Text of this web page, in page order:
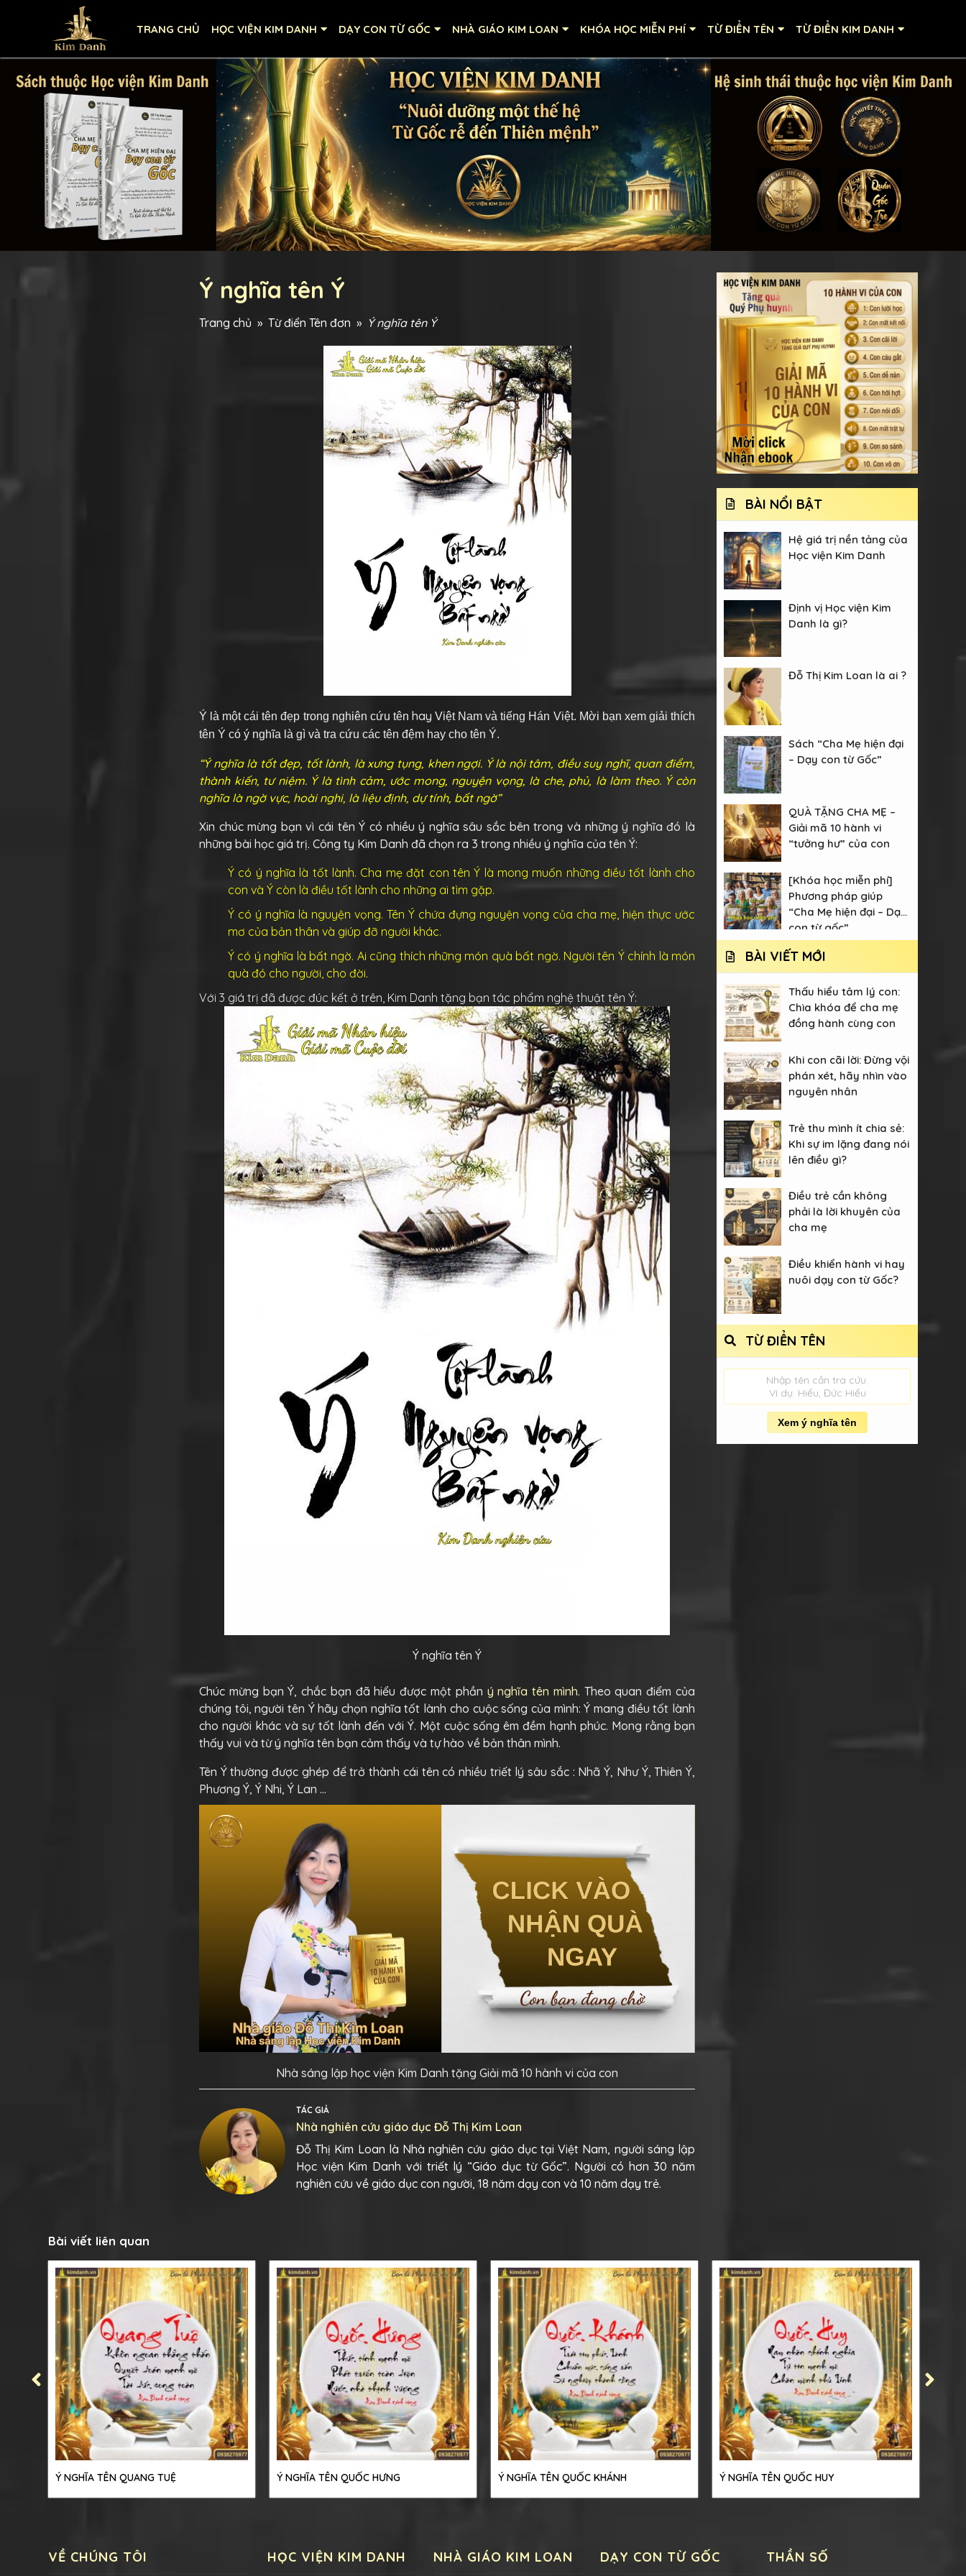
TRANG CHỦ HỌC VIỆN KIM DANH DẠY CON TỪ GỐC NHÀ GIÁO KIM LOAN KHÓA HỌC MIỄN PHÍ TỪ ĐIỂN TÊN TỪ ĐIỂN KIM DANH
Ý nghĩa tên Ý
Trang chủ » Từ điển Tên đơn » Ý nghĩa tên Ý
Ý là một cái tên đẹp trong nghiên cứu tên hay Việt Nam và tiếng Hán Việt. Mời bạn xem giải thích
tên Ý có ý nghĩa là gì và tra cứu các tên đệm hay cho tên Ý.
“Ý nghĩa là tốt đẹp, tốt lành, là xưng tụng, khen ngợi. Ý là nội tâm, điều suy nghĩ, quan điểm,
thành kiến, tư niệm. Ý là tình cảm, ước mong, nguyện vọng, là che, phủ, là làm theo. Ý còn
nghĩa là ngờ vực, hoài nghi, là liệu định, dự tính, bất ngờ”
Xin chúc mừng bạn vì cái tên Ý có nhiều ý nghĩa sâu sắc bên trong và những ý nghĩa đó là
những bài học giá trị. Công ty Kim Danh đã chọn ra 3 trong nhiều ý nghĩa của tên Ý:
Ý có ý nghĩa là tốt lành. Cha mẹ đặt con tên Ý là mong muốn những điều tốt lành cho
con và Ý còn là điều tốt lành cho những ai tìm gặp.
Ý có ý nghĩa là nguyện vọng. Tên Ý chứa đựng nguyện vọng của cha mẹ, hiện thực ước
mơ của bản thân và giúp đỡ người khác.
Ý có ý nghĩa là bất ngờ. Ai cũng thích những món quà bất ngờ. Người tên Ý chính là món
quà đó cho người, cho đời.
Với 3 giá trị đã được đúc kết ở trên, Kim Danh tặng bạn tác phẩm nghệ thuật tên Ý:
Ý nghĩa tên Ý
Chúc mừng bạn Ý, chắc bạn đã hiểu được một phần ý nghĩa tên mình. Theo quan điểm của
chúng tôi, người tên Ý hãy chọn nghĩa tốt lành cho cuộc sống của mình: Ý mang điều tốt lành
cho người khác và sự tốt lành đến với Ý. Một cuộc sống êm đềm hạnh phúc. Mong rằng bạn
thấy vui và từ ý nghĩa tên bạn cảm thấy và tự hào về bản thân mình.
Tên Ý thường được ghép để trở thành cái tên có nhiều triết lý sâu sắc : Nhã Ý, Như Ý, Thiên Ý,
Phương Ý, Ý Nhi, Ý Lan …
Nhà sáng lập học viện Kim Danh tặng Giải mã 10 hành vi của con
TÁC GIẢ
Nhà nghiên cứu giáo dục Đỗ Thị Kim Loan
Đỗ Thị Kim Loan là Nhà nghiên cứu giáo dục tại Việt Nam, người sáng lập
Học viện Kim Danh với triết lý “Giáo dục từ Gốc”. Người có hơn 30 năm
nghiên cứu về giáo dục con người, 18 năm dạy con và 10 năm dạy trẻ.
BÀI NỔI BẬT
Hệ giá trị nền tảng của
Học viện Kim Danh
Định vị Học viện Kim
Danh là gì?
Đỗ Thị Kim Loan là ai ?
Sách “Cha Mẹ hiện đại
– Dạy con từ Gốc”
QUÀ TẶNG CHA MẸ –
Giải mã 10 hành vi
“tưởng hư” của con
[Khóa học miễn phí]
Phương pháp giúp
“Cha Mẹ hiện đại – Dạy
con từ gốc”
BÀI VIẾT MỚI
Thấu hiểu tâm lý con:
Chìa khóa để cha mẹ
đồng hành cùng con
Khi con cãi lời: Đừng vội
phán xét, hãy nhìn vào
nguyên nhân
Trẻ thu mình ít chia sẻ:
Khi sự im lặng đang nói
lên điều gì?
Điều trẻ cần không
phải là lời khuyên của
cha mẹ
Điều khiển hành vi hay
nuôi dạy con từ Gốc?
TỪ ĐIỂN TÊN
Nhập tên cần tra cứu.
Ví dụ: Hiếu, Đức Hiếu
Xem ý nghĩa tên
Bài viết liên quan
Ý NGHĨA TÊN QUANG TUỆ Ý NGHĨA TÊN QUỐC HƯNG Ý NGHĨA TÊN QUỐC KHÁNH Ý NGHĨA TÊN QUỐC HUY
VỀ CHÚNG TÔI HỌC VIỆN KIM DANH NHÀ GIÁO KIM LOAN DẠY CON TỪ GỐC THẦN SỐ